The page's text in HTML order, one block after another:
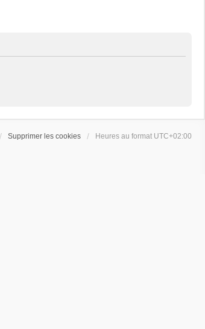
Supprimer les cookies Heures au format UTC+02:00